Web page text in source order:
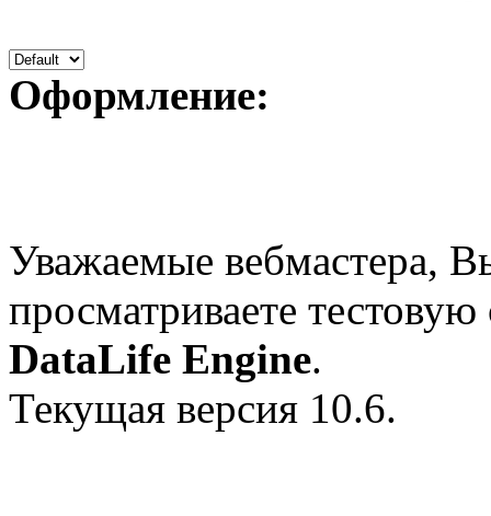
Оформление:
Уважаемые вебмастера,
просматриваете
DataLife Engine.
Текущая версия 10.6.